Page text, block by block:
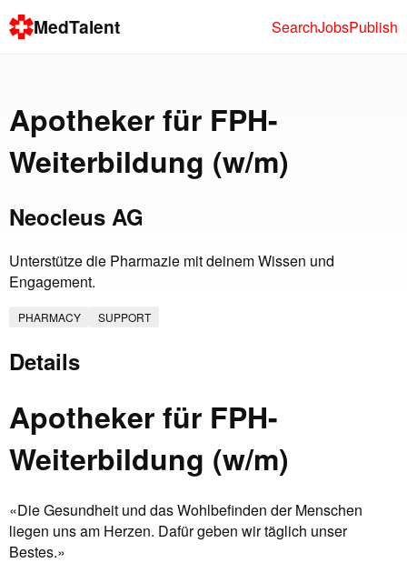
MedTalent SearchJobsPublish
Apotheker für FPH-
Weiterbildung (w/m)
Neocleus AG
Unterstütze die Pharmazie mit deinem Wissen und
Engagement.
PHARMACY SUPPORT
Details
Apotheker für FPH-
Weiterbildung (w/m)
«Die Gesundheit und das Wohlbefinden der Menschen
liegen uns am Herzen. Dafür geben wir täglich unser
Bestes.»